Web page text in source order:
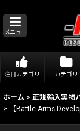
メニュー
注目カテゴリ カテゴリ
ホーム > 正規輸入実物
>
【Battle Arms